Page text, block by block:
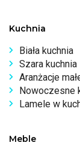
Kuchnia
Biała kuchnia
Szara kuchnia
Aranżacje
Nowoczesne
Lamele w
Meble